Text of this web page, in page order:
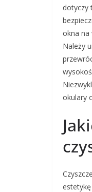
dotyczy
okna na
Należy
okulary